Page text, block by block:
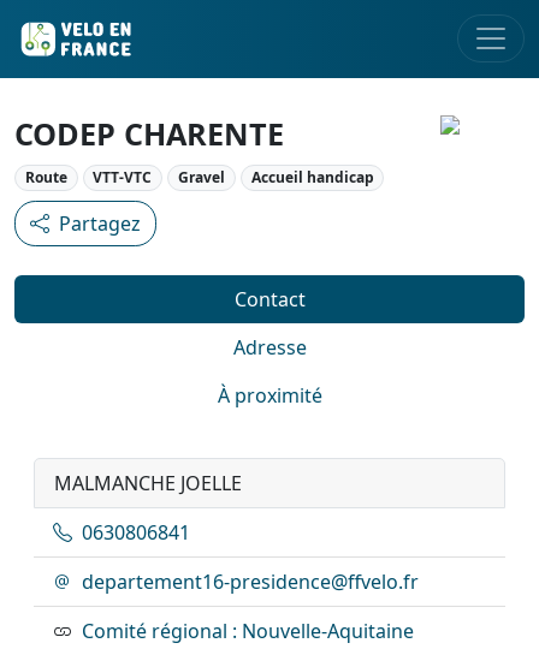
CODEP CHARENTE
Route VTT-VTC Gravel Accueil handicap
Partagez
Contact
Adresse
À proximité
MALMANCHE JOELLE
0630806841
departement16-presidence@ffvelo.fr
Comité régional : Nouvelle-Aquitaine